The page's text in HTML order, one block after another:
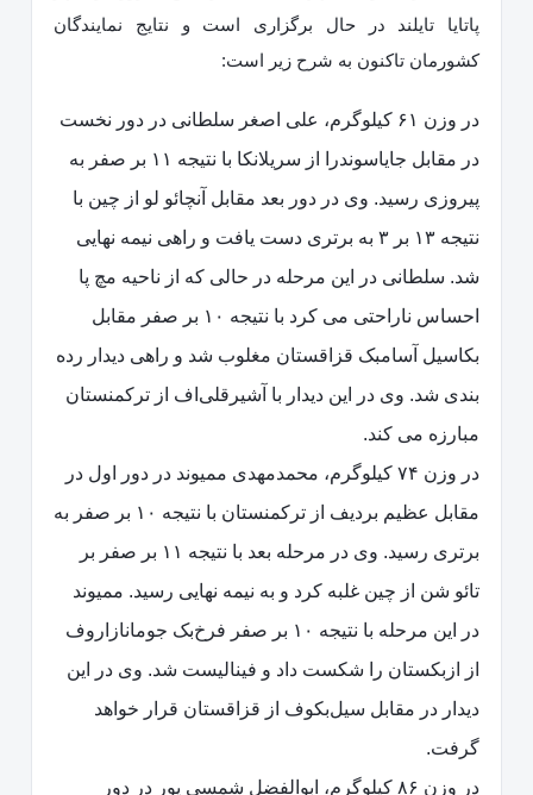
پاتایا تایلند در حال برگزاری است و نتایج نمایندگان
کشورمان تاکنون به شرح زیر است:
در وزن ۶۱ کیلوگرم، علی اصغر سلطانی در دور نخست
در مقابل جایاسوندرا از سریلانکا با نتیجه ۱۱ بر صفر به
پیروزی رسید. وی در دور بعد مقابل آنچائو لو از چین با
نتیجه ۱۳ بر ۳ به برتری دست یافت و راهی نیمه نهایی
شد. سلطانی در این مرحله در حالی که از ناحیه مچ پا
احساس ناراحتی می کرد با نتیجه ۱۰ بر صفر مقابل
بکاسیل آسامبک قزاقستان مغلوب شد و راهی دیدار رده
بندی شد. وی در این دیدار با آشیرقلی‌اف از ترکمنستان
مبارزه می کند.
در وزن ۷۴ کیلوگرم، محمدمهدی ممیوند در دور اول در
مقابل عظیم بردیف از ترکمنستان با نتیجه ۱۰ بر صفر به
برتری رسید. وی در مرحله بعد با نتیجه ۱۱ بر صفر بر
تائو شن از چین غلبه کرد و به نیمه نهایی رسید. ممیوند
در این مرحله با نتیجه ۱۰ بر صفر فرخ‌بک جومانازاروف
از ازبکستان را شکست داد و فینالیست شد. وی در این
دیدار در مقابل سیل‌بکوف از قزاقستان قرار خواهد
گرفت.
در وزن ۸۶ کیلوگرم، ابوالفضل شمسی پور در دور